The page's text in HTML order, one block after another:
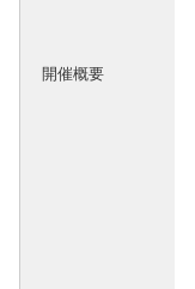
開催概要